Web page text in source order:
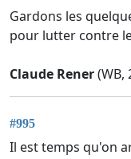
Gardons les
pour lutter contre
Claude Rener(WB,
#995
Il est temps qu'on